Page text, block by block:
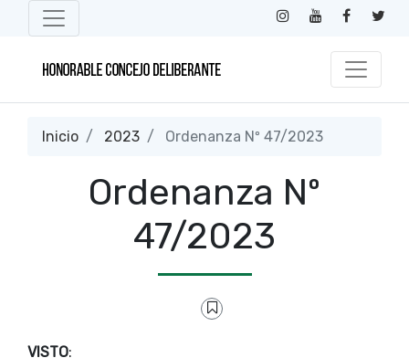
Inicio 2023 Ordenanza Nº 47/2023
Ordenanza Nº
47/2023
VISTO: